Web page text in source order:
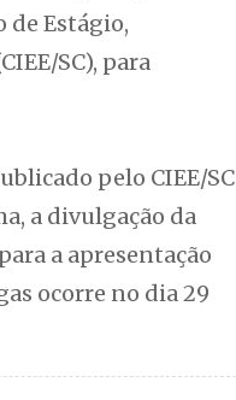
de Estágio,
SC), para
pelo CIEE/SC
a divulgação da
a apresentação
ocorre no dia 29